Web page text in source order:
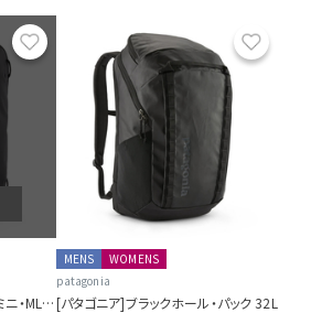
お気に入り
[パタゴニア]ブラックホール・ミニ・MLC 30L
MENS
WOMENS
patagonia
[パタゴニア]ブラックホール・パック 32L